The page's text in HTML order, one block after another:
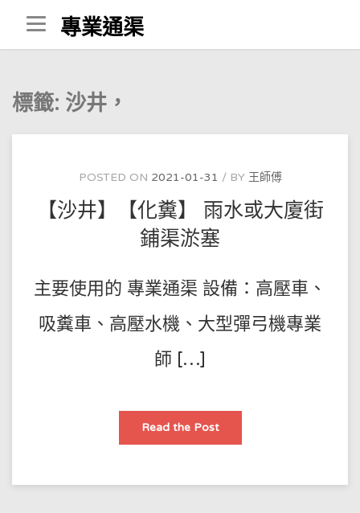
Skip
to
content
專業通渠
標籤: 沙井，
POSTED ON 2021-01-31 BY 王師傅
【沙井】【化糞】 雨水或大廈街
鋪渠淤塞
主要使用的 專業通渠 設備：高壓車、
吸糞車、高壓水機、大型彈弓機專業
師 […]
Read the Post【沙
【化
水